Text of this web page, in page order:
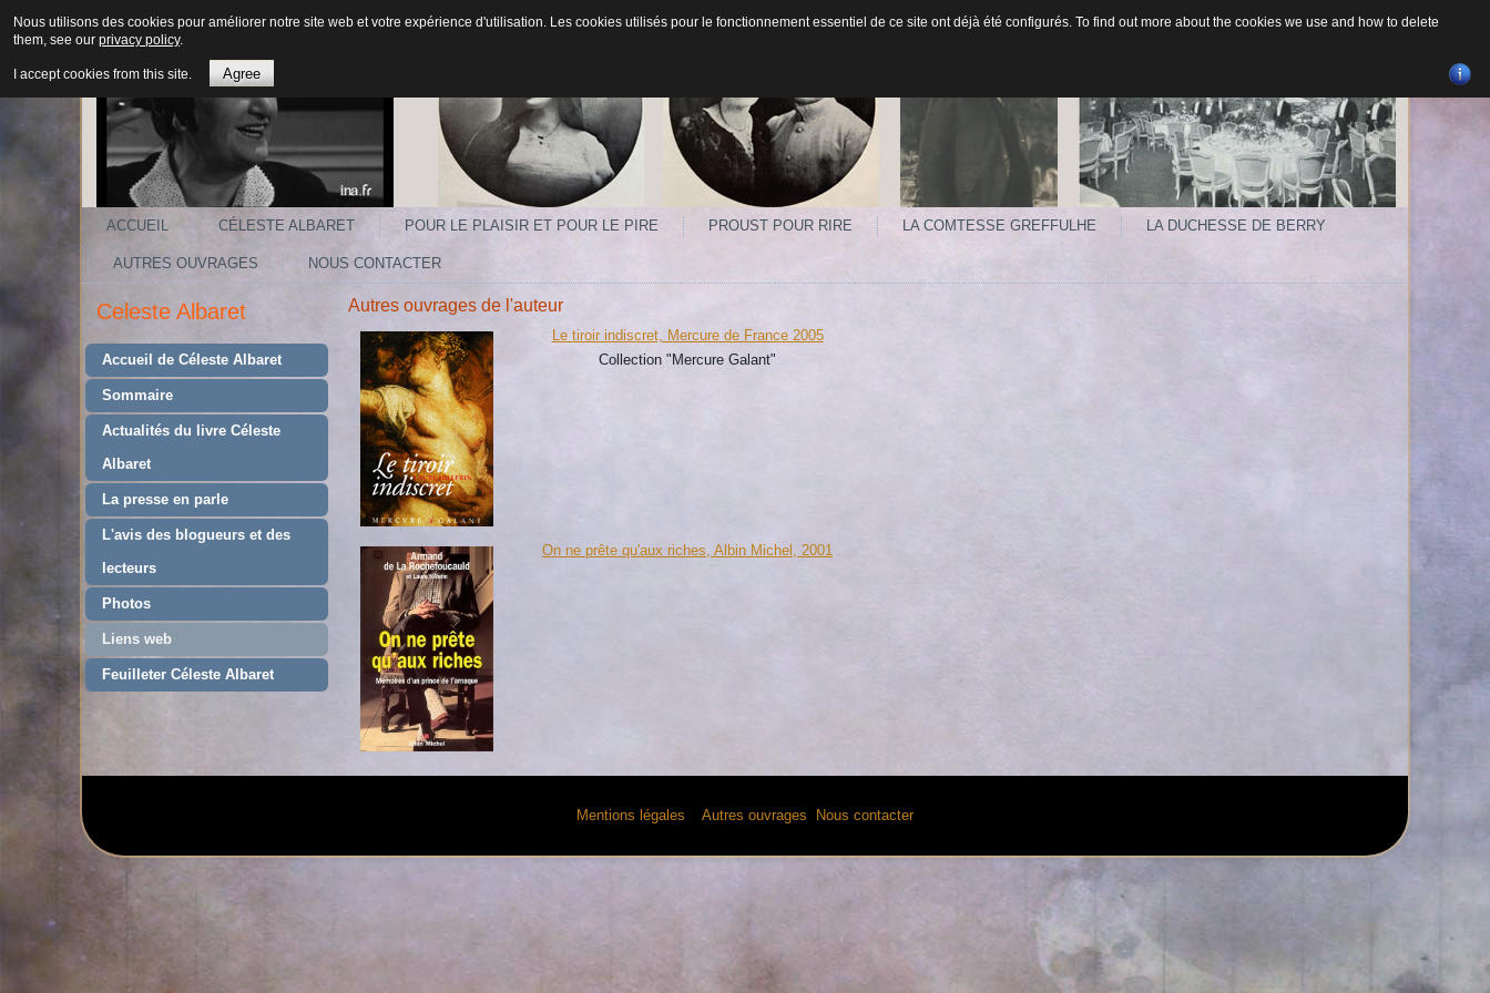
ACCUEIL CÉLESTE ALBARET POUR LE PLAISIR ET POUR LE PIRE PROUST POUR RIRE LA COMTESSE GREFFULHE LA DUCHESSE DE BERRY
AUTRES OUVRAGES NOUS CONTACTER
Celeste Albaret
Accueil de Céleste Albaret
Sommaire
Actualités du livre Céleste
Albaret
La presse en parle
L'avis des blogueurs et des
lecteurs
Photos
Liens web
Feuilleter Céleste Albaret
Autres ouvrages de l'auteur
Le tiroir indiscret, Mercure de France 2005
Collection "Mercure Galant"
On ne prête qu'aux riches, Albin Michel, 2001
Mentions légales Autres ouvrages Nous contacter
Nous utilisons des cookies pour améliorer notre site web et votre expérience d'utilisation. Les cookies utilisés pour le fonctionnement essentiel de ce site ont déjà été configurés. To find out more about the cookies we use and how to delete
them, see our privacy policy.
I accept cookies from this site. Agree